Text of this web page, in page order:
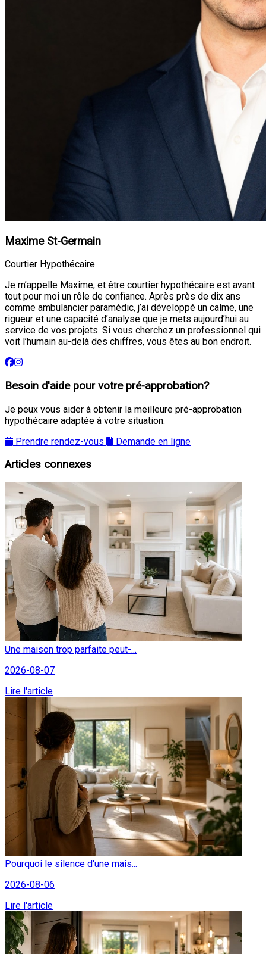
Maxime St-Germain
Courtier Hypothécaire
Je m’appelle Maxime, et être courtier hypothécaire est avant
tout pour moi un rôle de confiance. Après près de dix ans
comme ambulancier paramédic, j’ai développé un calme, une
rigueur et une capacité d’analyse que je mets aujourd’hui au
service de vos projets. Si vous cherchez un professionnel qui
voit l’humain au-delà des chiffres, vous êtes au bon endroit.
Besoin d'aide pour votre pré-approbation?
Je peux vous aider à obtenir la meilleure pré-approbation
hypothécaire adaptée à votre situation.
Prendre rendez-vous
Demande en ligne
Articles connexes
Une maison trop parfaite peut-...
2026-08-07
Lire l'article
Pourquoi le silence d'une mais...
2026-08-06
Lire l'article